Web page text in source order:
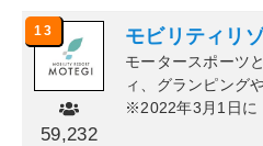
13
59,232
モビリティリ
モータースポーツ
ィ、グランピング
※2022年3月1日に